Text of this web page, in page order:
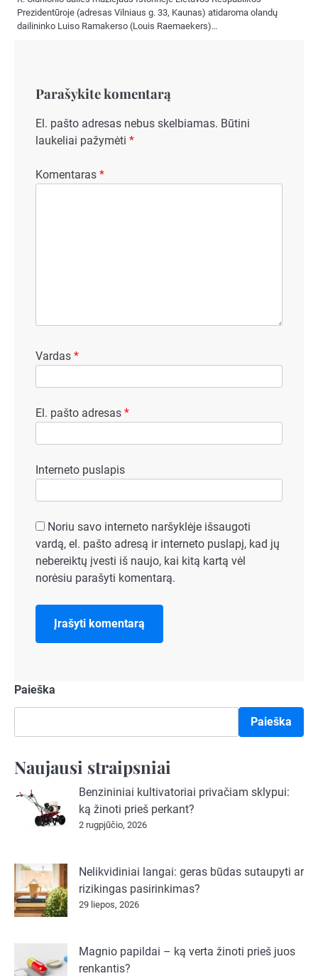
Prezidentūroje (adresas Vilniaus g. 33, Kaunas) atidaroma olandų
dailininko Luiso Ramakerso (Louis Raemaekers)…
Parašykite komentarą
El. pašto adresas nebus skelbiamas. Būtini
laukeliai pažymėti *
Komentaras *
Vardas *
El. pašto adresas *
Interneto puslapis
Noriu savo interneto naršyklėje išsaugoti
vardą, el. pašto adresą ir interneto puslapį, kad jų
nebereiktų įvesti iš naujo, kai kitą kartą vėl
norėsiu parašyti komentarą.
Paieška
Paieška
Naujausi straipsniai
Benzininiai kultivatoriai privačiam sklypui:
ką žinoti prieš perkant?
2 rugpjūčio, 2026
Nelikvidiniai langai: geras būdas sutaupyti ar
rizikingas pasirinkimas?
29 liepos, 2026
Magnio papildai – ką verta žinoti prieš juos
renkantis?